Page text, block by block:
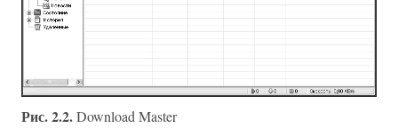
Рис. 2.2.Download Master